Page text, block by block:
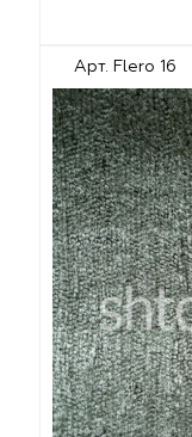
Арт. Flero 16